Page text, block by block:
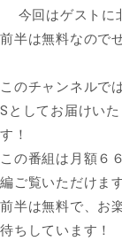
今回はゲストに
前半は無料なので
このチャンネルで
Sとしてお届けい
す！
この番組は月額６
編ご覧いただけます
前半は無料で、お
待ちしています！